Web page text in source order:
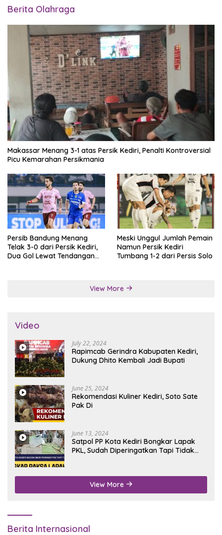
Berita Olahraga
Makassar Menang 3-1 atas Persik Kediri, Penalti Kontroversial
Picu Kemarahan Persikmania
Persib Bandung Menang
Telak 3-0 dari Persik Kediri,
Dua Gol Lewat Tendangan
Meski Unggul Jumlah Pemain
Namun Persik Kediri
Tumbang 1-2 dari Persis Solo
View More
Video
July 22, 2024
Rapimcab Gerindra Kabupaten Kediri,
Dukung Dhito Kembali Jadi Bupati
June 25, 2024
Rekomendasi Kuliner Kediri, Soto Sate
Pak Di
June 13, 2024
Satpol PP Kota Kediri Bongkar Lapak
PKL, Sudah Diperingatkan Tapi Tidak
View More
Berita Internasional